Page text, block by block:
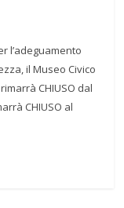
l’adeguamento
il Museo Civico
CHIUSO dal
CHIUSO al